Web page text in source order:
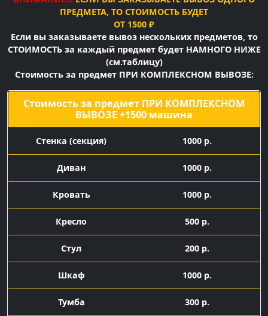
ПРЕДМЕТА, ТО СТОИМОСТЬ БУДЕТ
ОТ 1500 ₽
Если вы заказываете вывоз нескольких предметов, то
СТОИМОСТЬ за каждый предмет будет НАМНОГО НИЖЕ
(см.таблицу)
Стоимость за предмет ПРИ КОМПЛЕКСНОМ ВЫВОЗЕ:
Стоимость за предмет ПРИ КОМПЛЕКСНОМ
ВЫВОЗЕ +1500 машина
Cтенка (секция) 1000 р.
Диван 1000 р.
Кровать 1000 р.
Кресло 500 р.
Стул 200 р.
Шкаф 1000 р.
Тумба 300 р.